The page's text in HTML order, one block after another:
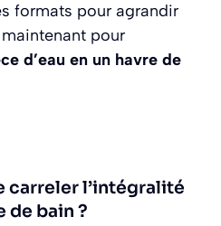
formats pour agrandir
maintenant pour
d’eau en un havre de
carreler l’intégralité
de bain ?